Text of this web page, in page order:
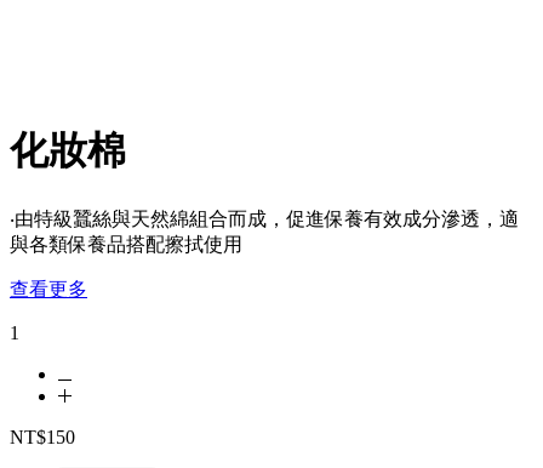
化妝棉
‧由特級蠶絲與天然綿組合而成，促進保養有效成分滲透，適
與各類保養品搭配擦拭使用
查看更多
1
NT$150